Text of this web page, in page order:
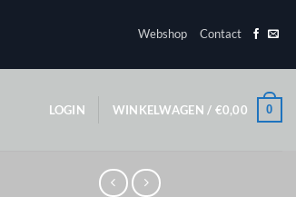
Webshop Contact
LOGIN WINKELWAGEN / €0,00 0